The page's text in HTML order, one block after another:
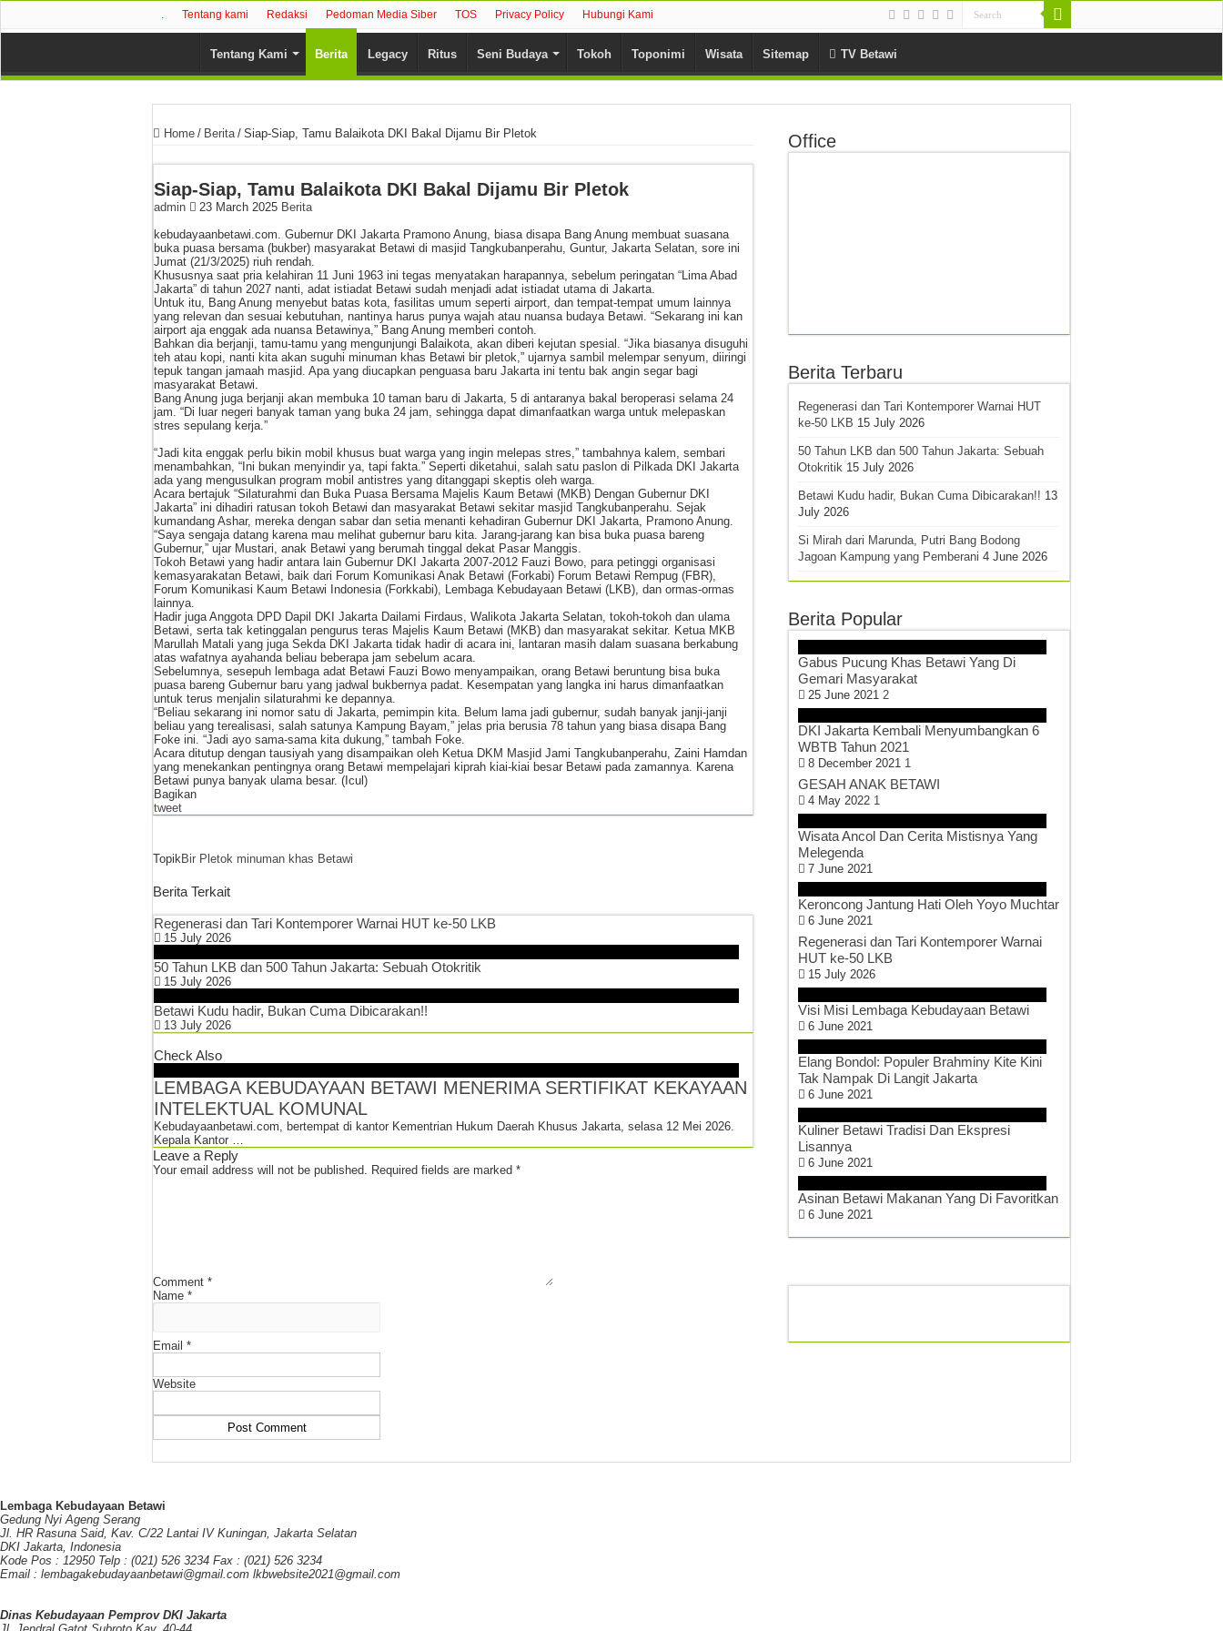
. Tentang kami Redaksi Pedoman Media Siber TOS Privacy Policy Hubungi Kami
Tentang Kami Berita Legacy Ritus Seni Budaya Tokoh Toponimi Wisata Sitemap TV Betawi
Home / Berita / Siap-Siap, Tamu Balaikota DKI Bakal Dijamu Bir Pletok
Siap-Siap, Tamu Balaikota DKI Bakal Dijamu Bir Pletok
admin 23 March 2025 Berita
kebudayaanbetawi.com. Gubernur DKI Jakarta Pramono Anung, biasa disapa Bang Anung membuat suasana
buka puasa bersama (bukber) masyarakat Betawi di masjid Tangkubanperahu, Guntur, Jakarta Selatan, sore ini
Jumat (21/3/2025) riuh rendah.
Khususnya saat pria kelahiran 11 Juni 1963 ini tegas menyatakan harapannya, sebelum peringatan “Lima Abad
Jakarta” di tahun 2027 nanti, adat istiadat Betawi sudah menjadi adat istiadat utama di Jakarta.
Untuk itu, Bang Anung menyebut batas kota, fasilitas umum seperti airport, dan tempat-tempat umum lainnya
yang relevan dan sesuai kebutuhan, nantinya harus punya wajah atau nuansa budaya Betawi. “Sekarang ini kan
airport aja enggak ada nuansa Betawinya,” Bang Anung memberi contoh.
Bahkan dia berjanji, tamu-tamu yang mengunjungi Balaikota, akan diberi kejutan spesial. “Jika biasanya disuguhi
teh atau kopi, nanti kita akan suguhi minuman khas Betawi bir pletok,” ujarnya sambil melempar senyum, diiringi
tepuk tangan jamaah masjid. Apa yang diucapkan penguasa baru Jakarta ini tentu bak angin segar bagi
masyarakat Betawi.
Bang Anung juga berjanji akan membuka 10 taman baru di Jakarta, 5 di antaranya bakal beroperasi selama 24
jam. “Di luar negeri banyak taman yang buka 24 jam, sehingga dapat dimanfaatkan warga untuk melepaskan
stres sepulang kerja.”
“Jadi kita enggak perlu bikin mobil khusus buat warga yang ingin melepas stres,” tambahnya kalem, sembari
menambahkan, “Ini bukan menyindir ya, tapi fakta.” Seperti diketahui, salah satu paslon di Pilkada DKI Jakarta
ada yang mengusulkan program mobil antistres yang ditanggapi skeptis oleh warga.
Acara bertajuk “Silaturahmi dan Buka Puasa Bersama Majelis Kaum Betawi (MKB) Dengan Gubernur DKI
Jakarta” ini dihadiri ratusan tokoh Betawi dan masyarakat Betawi sekitar masjid Tangkubanperahu. Sejak
kumandang Ashar, mereka dengan sabar dan setia menanti kehadiran Gubernur DKI Jakarta, Pramono Anung.
“Saya sengaja datang karena mau melihat gubernur baru kita. Jarang-jarang kan bisa buka puasa bareng
Gubernur,” ujar Mustari, anak Betawi yang berumah tinggal dekat Pasar Manggis.
Tokoh Betawi yang hadir antara lain Gubernur DKI Jakarta 2007-2012 Fauzi Bowo, para petinggi organisasi
kemasyarakatan Betawi, baik dari Forum Komunikasi Anak Betawi (Forkabi) Forum Betawi Rempug (FBR),
Forum Komunikasi Kaum Betawi Indonesia (Forkkabi), Lembaga Kebudayaan Betawi (LKB), dan ormas-ormas
lainnya.
Hadir juga Anggota DPD Dapil DKI Jakarta Dailami Firdaus, Walikota Jakarta Selatan, tokoh-tokoh dan ulama
Betawi, serta tak ketinggalan pengurus teras Majelis Kaum Betawi (MKB) dan masyarakat sekitar. Ketua MKB
Marullah Matali yang juga Sekda DKI Jakarta tidak hadir di acara ini, lantaran masih dalam suasana berkabung
atas wafatnya ayahanda beliau beberapa jam sebelum acara.
Sebelumnya, sesepuh lembaga adat Betawi Fauzi Bowo menyampaikan, orang Betawi beruntung bisa buka
puasa bareng Gubernur baru yang jadwal bukbernya padat. Kesempatan yang langka ini harus dimanfaatkan
untuk terus menjalin silaturahmi ke depannya.
“Beliau sekarang ini nomor satu di Jakarta, pemimpin kita. Belum lama jadi gubernur, sudah banyak janji-janji
beliau yang terealisasi, salah satunya Kampung Bayam,” jelas pria berusia 78 tahun yang biasa disapa Bang
Foke ini. “Jadi ayo sama-sama kita dukung,” tambah Foke.
Acara ditutup dengan tausiyah yang disampaikan oleh Ketua DKM Masjid Jami Tangkubanperahu, Zaini Hamdan
yang menekankan pentingnya orang Betawi mempelajari kiprah kiai-kiai besar Betawi pada zamannya. Karena
Betawi punya banyak ulama besar. (Icul)
Bagikan
tweet
TopikBir Pletok minuman khas Betawi
Berita Terkait
Regenerasi dan Tari Kontemporer Warnai HUT ke-50 LKB
15 July 2026
50 Tahun LKB dan 500 Tahun Jakarta: Sebuah Otokritik
15 July 2026
Betawi Kudu hadir, Bukan Cuma Dibicarakan!!
13 July 2026
Check Also
LEMBAGA KEBUDAYAAN BETAWI MENERIMA SERTIFIKAT KEKAYAAN
INTELEKTUAL KOMUNAL
Kebudayaanbetawi.com, bertempat di kantor Kementrian Hukum Daerah Khusus Jakarta, selasa 12 Mei 2026.
Kepala Kantor …
Leave a Reply
Your email address will not be published. Required fields are marked *
Comment *
Name *
Email *
Website
Office
Berita Terbaru
Regenerasi dan Tari Kontemporer Warnai HUT
ke-50 LKB 15 July 2026
50 Tahun LKB dan 500 Tahun Jakarta: Sebuah
Otokritik 15 July 2026
Betawi Kudu hadir, Bukan Cuma Dibicarakan!! 13
July 2026
Si Mirah dari Marunda, Putri Bang Bodong
Jagoan Kampung yang Pemberani 4 June 2026
Berita Popular
Gabus Pucung Khas Betawi Yang Di
Gemari Masyarakat
25 June 2021 2
DKI Jakarta Kembali Menyumbangkan 6
WBTB Tahun 2021
8 December 2021 1
GESAH ANAK BETAWI
4 May 2022 1
Wisata Ancol Dan Cerita Mistisnya Yang
Melegenda
7 June 2021
Keroncong Jantung Hati Oleh Yoyo Muchtar
6 June 2021
Regenerasi dan Tari Kontemporer Warnai
HUT ke-50 LKB
15 July 2026
Visi Misi Lembaga Kebudayaan Betawi
6 June 2021
Elang Bondol: Populer Brahminy Kite Kini
Tak Nampak Di Langit Jakarta
6 June 2021
Kuliner Betawi Tradisi Dan Ekspresi
Lisannya
6 June 2021
Asinan Betawi Makanan Yang Di Favoritkan
6 June 2021
Lembaga Kebudayaan Betawi
Gedung Nyi Ageng Serang
Jl. HR Rasuna Said, Kav. C/22 Lantai IV Kuningan, Jakarta Selatan
DKI Jakarta, Indonesia
Kode Pos : 12950 Telp : (021) 526 3234 Fax : (021) 526 3234
Email : lembagakebudayaanbetawi@gmail.com lkbwebsite2021@gmail.com
Dinas Kebudayaan Pemprov DKI Jakarta